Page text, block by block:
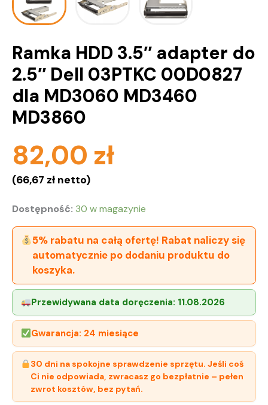
Ramka HDD 3.5″ adapter do
2.5″ Dell 03PTKC 00D0827
dla MD3060 MD3460
MD3860
82,00 zł
(66,67 zł netto)
Dostępność: 30 w magazynie
5% rabatu na całą ofertę! Rabat naliczy się
automatycznie po dodaniu produktu do
koszyka.
Przewidywana data doręczenia: 11.08.2026
Gwarancja: 24 miesiące
30 dni na spokojne sprawdzenie sprzętu. Jeśli coś
Ci nie odpowiada, zwracasz go bezpłatnie – pełen
zwrot kosztów, bez pytań.